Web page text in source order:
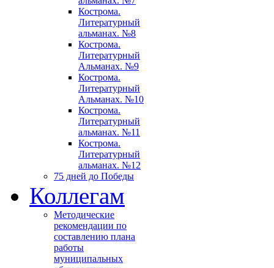
Кострома.
Литературный
альманах. №8
Кострома.
Литературный
Альманах. №9
Кострома.
Литературный
Альманах. №10
Кострома.
Литературный
альманах. №11
Кострома.
Литературный
альманах. №12
75 дней до Победы
Коллегам
Методические
рекомендации по
составлению плана
работы
муниципальных